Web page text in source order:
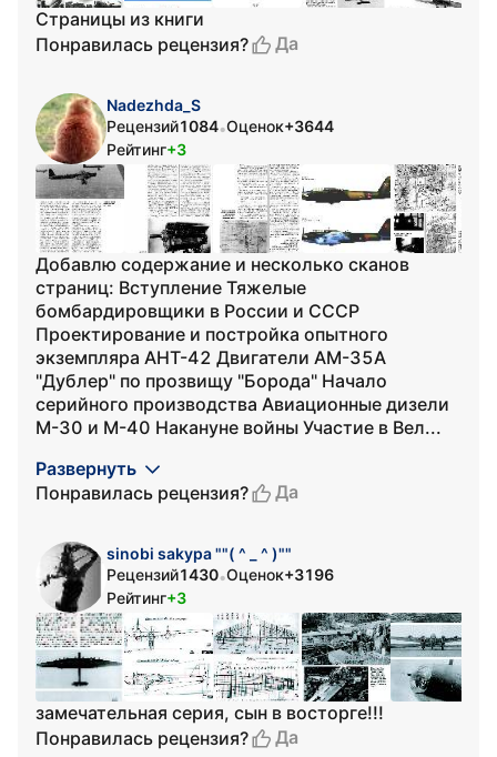
Страницы из книги
Понравилась рецензия?
Да
Nadezhda_S
Рецензий1084•Оценок+3644
Рейтинг+3
Добавлю содержание и несколько сканов
страниц: Вступление Тяжелые
бомбардировщики в России и СССР
Проектирование и постройка опытного
экземпляра АНТ-42 Двигатели АМ-35А
"Дублер" по прозвищу "Борода" Начало
серийного производства Авиационные дизели
М-30 и М-40 Накануне войны Участие в Вел...
Развернуть
Понравилась рецензия?
Да
sinobi sakypa ""( ^ _ ^ )""
Рецензий1430•Оценок+3196
Рейтинг+3
замечательная серия, сын в восторге!!!
Понравилась рецензия?
Да